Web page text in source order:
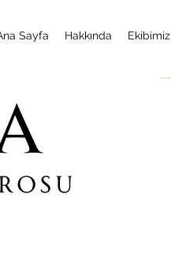
Sayfa Hakkında Ekibimiz